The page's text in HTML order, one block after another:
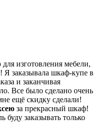
изготовления мебели,
заказывала шкаф-купе в
и заканчивая
Все было сделано очень
ещё скидку сделали!
за прекрасный шкаф!
буду заказывать только